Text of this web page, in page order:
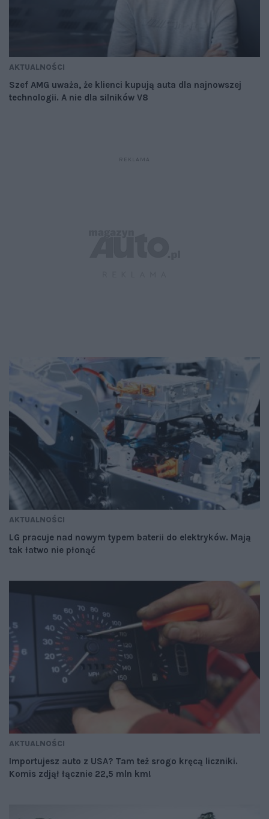
AKTUALNOŚCI
Szef AMG uważa, że klienci kupują auta dla najnowszej
technologii. A nie dla silników V8
AKTUALNOŚCI
LG pracuje nad nowym typem baterii do elektryków. Mają
tak łatwo nie płonąć
AKTUALNOŚCI
Importujesz auto z USA? Tam też srogo kręcą liczniki.
Komis zdjął łącznie 22,5 mln km!